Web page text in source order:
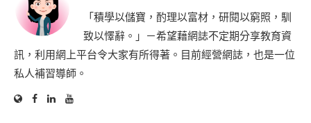
「積學以儲寶，酌理以富材，研閱以窮照，馴
致以懌辭。」－希望藉網誌不定期分享教育資
訊，利用網上平台令大家有所得著。目前經營網誌，也是一位
私人補習導師。